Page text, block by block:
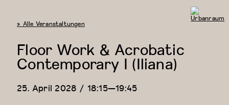
« Alle Veranstaltungen
Floor Work & Acrobatic
Contemporary I (Iliana)
25. April 2028 / 18:15—19:45